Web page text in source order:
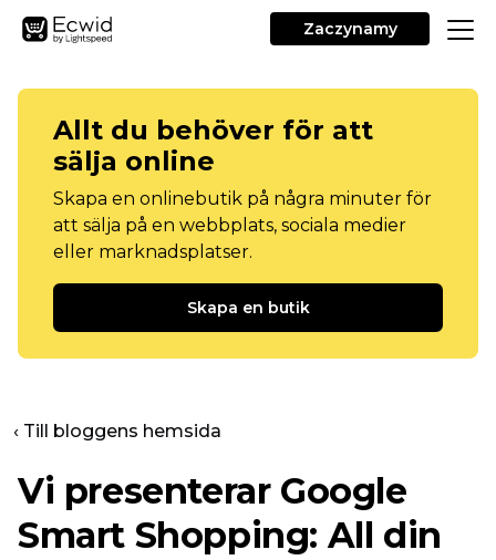
Zaczynamy
Allt du behöver för att
sälja online
Skapa en onlinebutik på några minuter för
att sälja på en webbplats, sociala medier
eller marknadsplatser.
Skapa en butik
‹ Till bloggens hemsida
Vi presenterar Google
Smart Shopping: All din